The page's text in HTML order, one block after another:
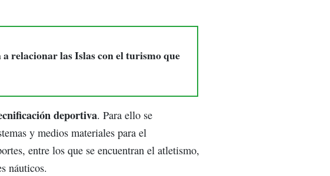
relacionar las Islas con el turismo que
deportiva. Para ello se
y medios materiales para el
entre los que se encuentran el atletismo,
náuticos.